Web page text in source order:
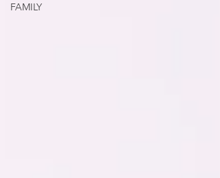
FAMILY